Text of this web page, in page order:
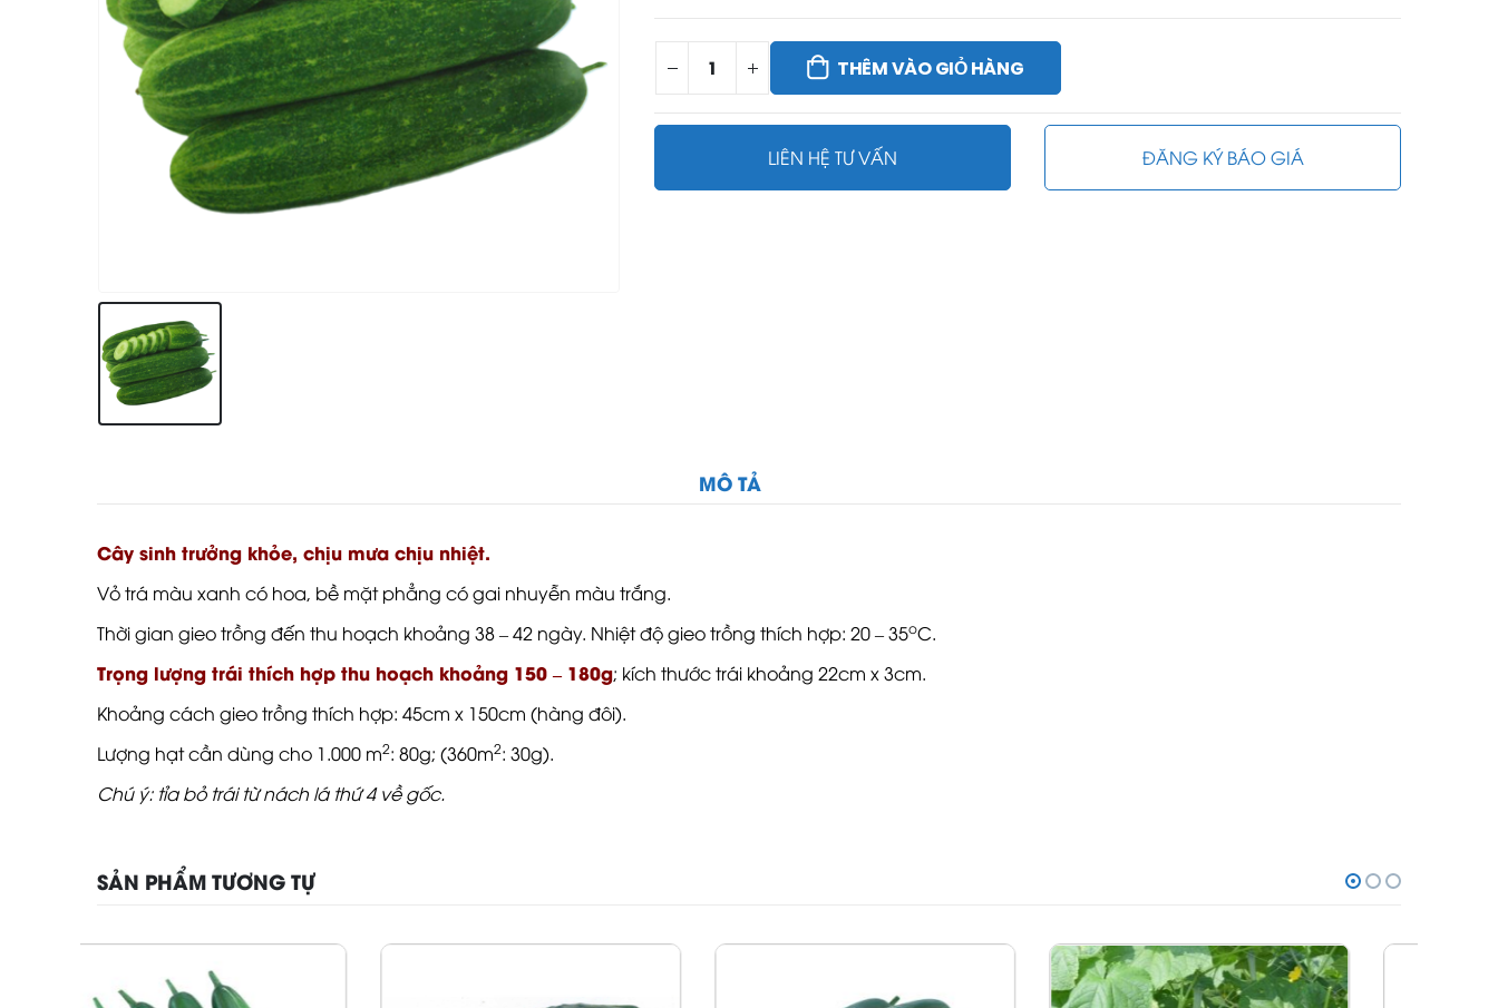
THÊM VÀO GIỎ HÀNG
LIÊN HỆ TƯ VẤN ĐĂNG KÝ BÁO GIÁ
MÔ TẢ
Cây sinh trưởng khỏe, chịu mưa chịu nhiệt.
Vỏ trá màu xanh có hoa, bề mặt phẳng có gai nhuyễn màu trắng.
Thời gian gieo trồng đến thu hoạch khoảng 38 – 42 ngày. Nhiệt độ gieo trồng thích hợp: 20 – 35oC.
Trọng lượng trái thích hợp thu hoạch khoảng 150 – 180g; kích thước trái khoảng 22cm x 3cm.
Khoảng cách gieo trồng thích hợp: 45cm x 150cm (hàng đôi).
Lượng hạt cần dùng cho 1.000 m2: 80g; (360m2: 30g).
Chú ý: tỉa bỏ trái từ nách lá thứ 4 về gốc.
SẢN PHẨM TƯƠNG TỰ